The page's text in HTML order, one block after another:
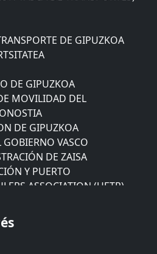
DE GIPUZKOA
DE GIPUZKOA
MOVILIDAD DEL
DE GIPUZKOA
GOBIERNO VASCO
DE ZAISA
Y PUERTO
ASSOCIATION (UETR)
VASCA DE TRANSPORTES)